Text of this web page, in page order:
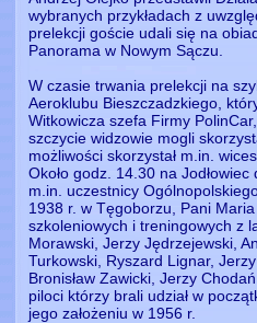
wybranych przykładach z
prelekcji goście udali się na
Panorama w Nowym Sączu.
W czasie trwania prelekcji na
Aeroklubu Bieszczadzkiego,
Witkowicza szefa Firmy
szczycie widzowie mogli
możliwości skorzystał m.in.
Około godz. 14.30 na
m.in. uczestnicy
1938 r. w Tęgoborzu, Pani
szkoleniowych i treningowych z
Morawski, Jerzy Jędrzejewski,
Turkowski, Ryszard Lignar,
Bronisław Zawicki, Jerzy
piloci którzy brali udział w
jego założeniu w 1956 r.